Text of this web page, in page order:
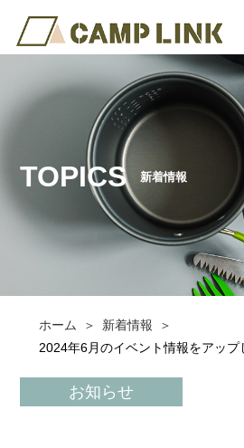
TOPICS 新着情報
ホーム
新着情報
2024年6月のイベント情報をアップ
お知らせ